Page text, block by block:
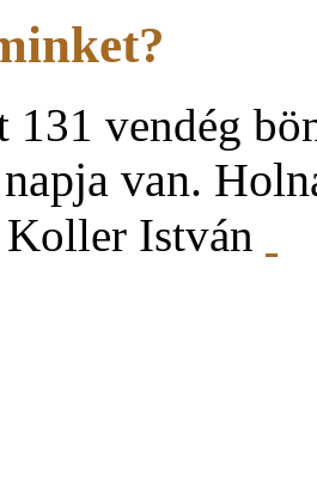
131 vendég
napja van.
István